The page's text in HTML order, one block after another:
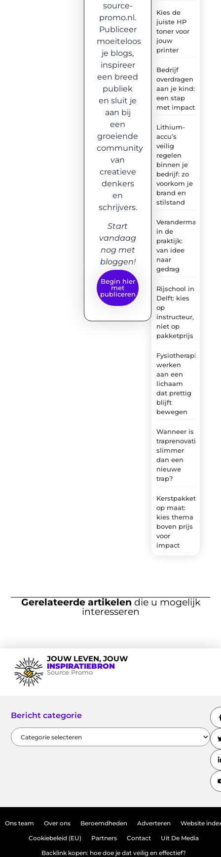
Kies de
juiste HP
toner voor
jouw
printer
Bedrijf
overdragen
aan je kind:
een stap
met impact
Lithium-
accu’s
veilig
regelen
binnen je
bedrijf: zo
voorkom je
brand en
stilstand
in de
praktijk:
van idee
naar
gedrag
Rijschool in
Delft: kies
op
instructeur,
niet op
pakketprijs
Fysiotherapie:
werken
aan een
lichaam
dat prettig
blijft
bewegen
Wanneer is
traprenovatie
slimmer
dan een
nieuwe
trap?
Kerstpakket
op maat:
kies thema
boven prijs
voor
impact
source-
promo.nl.
Publiceer
moeiteloos
je blogs,
inspireer
een breed
publiek
en sluit je
aan bij
een
groeiende
community
van
creatieve
denkers
en
schrijvers.
Start
vandaag
nog met
bloggen!
Begin hier
met
publiceren
Gerelateerde artikelen die u mogelijk
interesseren
JOUW LEVEN, JOUW
INSPIRATIEBRON
Source Promo
Bericht categorie
Ons team Over ons Beroemdheden Adverteren Website
Cookiebeleid (EU) Partners Contact Uit De Media
Backlink kopen: hoe doe je dat veilig en effectief?